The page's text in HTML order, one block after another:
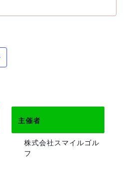
主催者
株式会社スマイルゴル
フ